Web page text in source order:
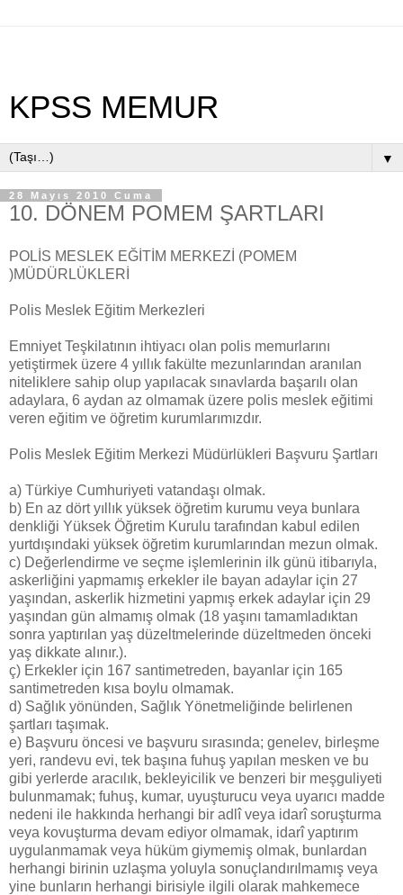
KPSS MEMUR
▼
28 Mayıs 2010 Cuma
10. DÖNEM POMEM ŞARTLARI
POLİS MESLEK EĞİTİM MERKEZİ (POMEM
)MÜDÜRLÜKLERİ
Polis Meslek Eğitim Merkezleri
Emniyet Teşkilatının ihtiyacı olan polis memurlarını
yetiştirmek üzere 4 yıllık fakülte mezunlarından aranılan
niteliklere sahip olup yapılacak sınavlarda başarılı olan
adaylara, 6 aydan az olmamak üzere polis meslek eğitimi
veren eğitim ve öğretim kurumlarımızdır.
Polis Meslek Eğitim Merkezi Müdürlükleri Başvuru Şartları
a) Türkiye Cumhuriyeti vatandaşı olmak.
b) En az dört yıllık yüksek öğretim kurumu veya bunlara
denkliği Yüksek Öğretim Kurulu tarafından kabul edilen
yurtdışındaki yüksek öğretim kurumlarından mezun olmak.
c) Değerlendirme ve seçme işlemlerinin ilk günü itibarıyla,
askerliğini yapmamış erkekler ile bayan adaylar için 27
yaşından, askerlik hizmetini yapmış erkek adaylar için 29
yaşından gün almamış olmak (18 yaşını tamamladıktan
sonra yaptırılan yaş düzeltmelerinde düzeltmeden önceki
yaş dikkate alınır.).
ç) Erkekler için 167 santimetreden, bayanlar için 165
santimetreden kısa boylu olmamak.
d) Sağlık yönünden, Sağlık Yönetmeliğinde belirlenen
şartları taşımak.
e) Başvuru öncesi ve başvuru sırasında; genelev, birleşme
yeri, randevu evi, tek başına fuhuş yapılan mesken ve bu
gibi yerlerde aracılık, bekleyicilik ve benzeri bir meşguliyeti
bulunmamak; fuhuş, kumar, uyuşturucu veya uyarıcı madde
nedeni ile hakkında herhangi bir adlî veya idarî soruşturma
veya kovuşturma devam ediyor olmamak, idarî yaptırım
uygulanmamak veya hüküm giymemiş olmak, bunlardan
herhangi birinin uzlaşma yoluyla sonuçlandırılmamış veya
yine bunların herhangi birisiyle ilgili olarak mahkemece